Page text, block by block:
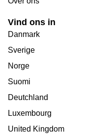
Vind ons in
Danmark
Sverige
Norge
Suomi
Deutchland
Luxembourg
United Kingdom